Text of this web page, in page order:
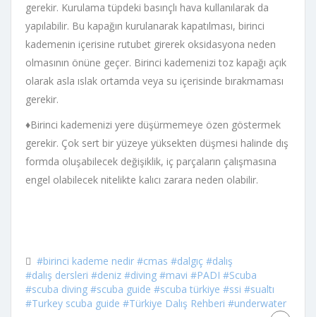
gerekir. Kurulama tüpdeki basınçlı hava kullanılarak da
yapılabilir. Bu kapağın kurulanarak kapatılması, birinci
kademenin içerisine rutubet girerek oksidasyona neden
olmasının önüne geçer. Birinci kademenizi toz kapağı açık
olarak asla ıslak ortamda veya su içerisinde bırakmaması
gerekir.
♦Birinci kademenizi yere düşürmemeye özen göstermek
gerekir. Çok sert bir yüzeye yüksekten düşmesi halinde dış
formda oluşabilecek değişiklik, iç parçaların çalışmasına
engel olabilecek nitelikte kalıcı zarara neden olabilir.
#birinci kademe nedir #cmas #dalgıç #dalış
#dalış dersleri #deniz #diving #mavi #PADI #Scuba
#scuba diving #scuba guide #scuba türkiye #ssi #sualtı
#Turkey scuba guide #Türkiye Dalış Rehberi #underwater